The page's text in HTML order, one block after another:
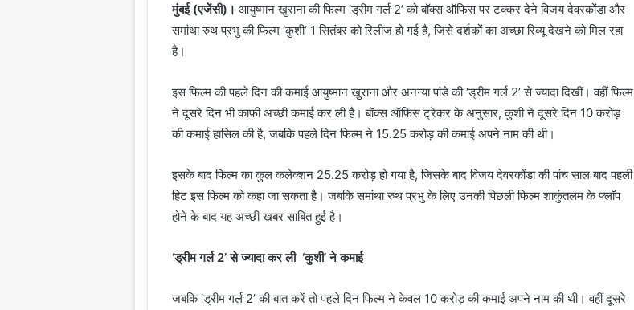
मुंबई (एजेंसी)। आयुष्मान खुराना की फिल्म ‘ड्रीम गर्ल 2’ को बॉक्स ऑफिस पर टक्कर देने विजय देवरकोंडा और
समांथा रुथ प्रभु की फिल्म ‘कुशी’ 1 सितंबर को रिलीज हो गई है, जिसे दर्शकों का अच्छा रिव्यू देखने को मिल रहा
है।
इस फिल्म की पहले दिन की कमाई आयुष्मान खुराना और अनन्या पांडे की ‘ड्रीम गर्ल 2’ से ज्यादा दिखीं। वहीं फिल्म
ने दूसरे दिन भी काफी अच्छी कमाई कर ली है। बॉक्स ऑफिस ट्रेकर के अनुसार, कुशी ने दूसरे दिन 10 करोड़
की कमाई हासिल की है, जबकि पहले दिन फिल्म ने 15.25 करोड़ की कमाई अपने नाम की थी।
इसके बाद फिल्म का कुल कलेक्शन 25.25 करोड़ हो गया है, जिसके बाद विजय देवरकोंडा की पांच साल बाद पहली
हिट इस फिल्म को कहा जा सकता है। जबकि समांथा रुथ प्रभु के लिए उनकी पिछली फिल्म शाकुंतलम के फ्लॉप
होने के बाद यह अच्छी खबर साबित हुई है।
‘ड्रीम गर्ल 2’ से ज्यादा कर ली ‘कुशी’ ने कमाई
जबकि ‘ड्रीम गर्ल 2’ की बात करें तो पहले दिन फिल्म ने केवल 10 करोड़ की कमाई अपने नाम की थी। वहीं दूसरे